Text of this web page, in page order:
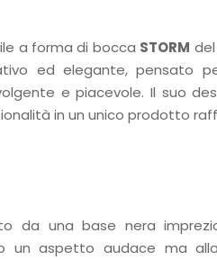
a forma di bocca STORM
ed elegante, pensato
e piacevole. Il suo
in un unico prodotto
da una base nera
un aspetto audace ma